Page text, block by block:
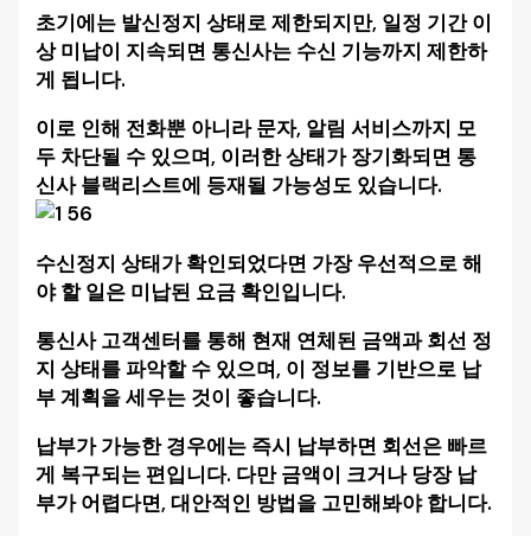
초기에는 발신정지 상태로 제한되지만, 일정 기간 이
상 미납이 지속되면 통신사는 수신 기능까지 제한하
게 됩니다.
이로 인해 전화뿐 아니라 문자, 알림 서비스까지 모
두 차단될 수 있으며, 이러한 상태가 장기화되면 통
신사 블랙리스트에 등재될 가능성도 있습니다.
수신정지 상태가 확인되었다면 가장 우선적으로 해
야 할 일은 미납된 요금 확인입니다.
통신사 고객센터를 통해 현재 연체된 금액과 회선 정
지 상태를 파악할 수 있으며, 이 정보를 기반으로 납
부 계획을 세우는 것이 좋습니다.
납부가 가능한 경우에는 즉시 납부하면 회선은 빠르
게 복구되는 편입니다. 다만 금액이 크거나 당장 납
부가 어렵다면, 대안적인 방법을 고민해봐야 합니다.